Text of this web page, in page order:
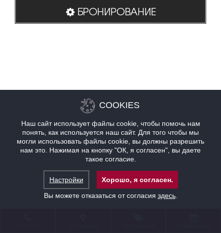
БРОНИРОВАНИЕ
COOKIES
Наш сайт использует файлы cookie, чтобы помочь нам
понять, как используется наш сайт. Для того чтобы мы
могли использовать файлы cookie, вы должны разрешить
нам это. Нажимая на кнопку "ОК, я согласен", вы даете
такое согласие.
Настройки
Хорошо, я согласен.
Вы можете отказаться от согласия здесь.